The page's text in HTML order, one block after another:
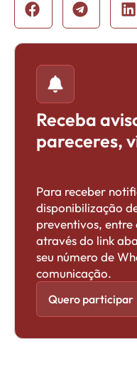
Receba
pareceres,
Para receber
disponibilização
preventivos,
através do link
seu número de
comunicação.
Quero participar